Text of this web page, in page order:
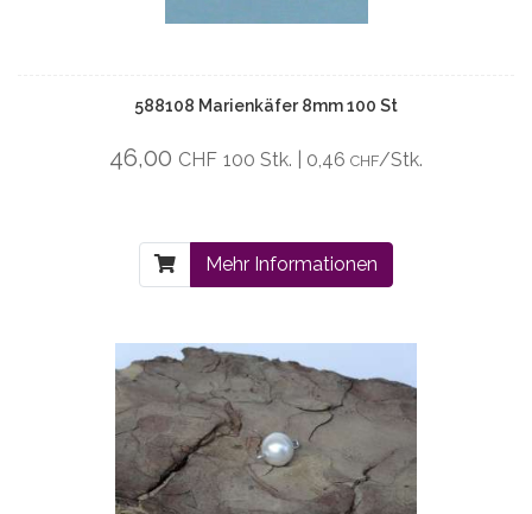
588108 Marienkäfer 8mm 100 St
46,00 CHF 100 Stk. | 0,46 CHF/Stk.
Mehr Informationen